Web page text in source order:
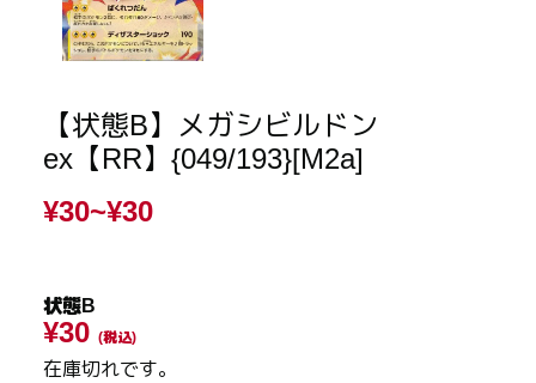
【状態B】メガシビルドン
ex【RR】{049/193}[M2a]
¥30~¥30
状態B
¥30 (税込)
在庫切れです。